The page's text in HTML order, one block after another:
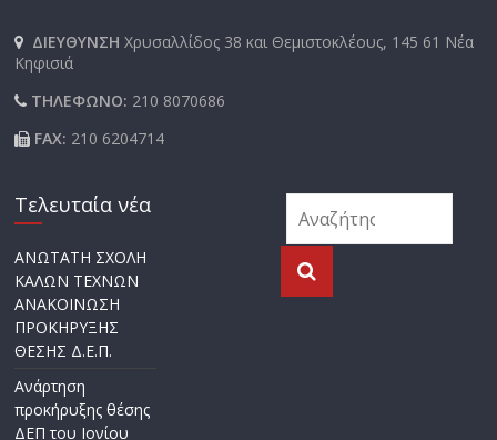
ΔΙΕΥΘΥΝΣΗΧρυσαλλίδος 38 και Θεμιστοκλέους, 145 61 Νέα
Κηφισιά
ΤΗΛΕΦΩΝΟ: 210 8070686
FAX: 210 6204714
Τελευταία νέα
ΑΝΩΤΑΤΗ ΣΧΟΛΗ
ΚΑΛΩΝ ΤΕΧΝΩΝ
ΑΝΑΚΟΙΝΩΣΗ
ΠΡΟΚΗΡΥΞΗΣ
ΘΕΣΗΣ Δ.Ε.Π.
Ανάρτηση
προκήρυξης θέσης
ΔΕΠ του Ιονίου